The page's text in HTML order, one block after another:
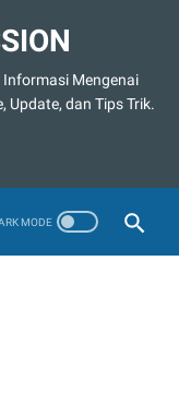
Mengenai
Update, dan Tips Trik.